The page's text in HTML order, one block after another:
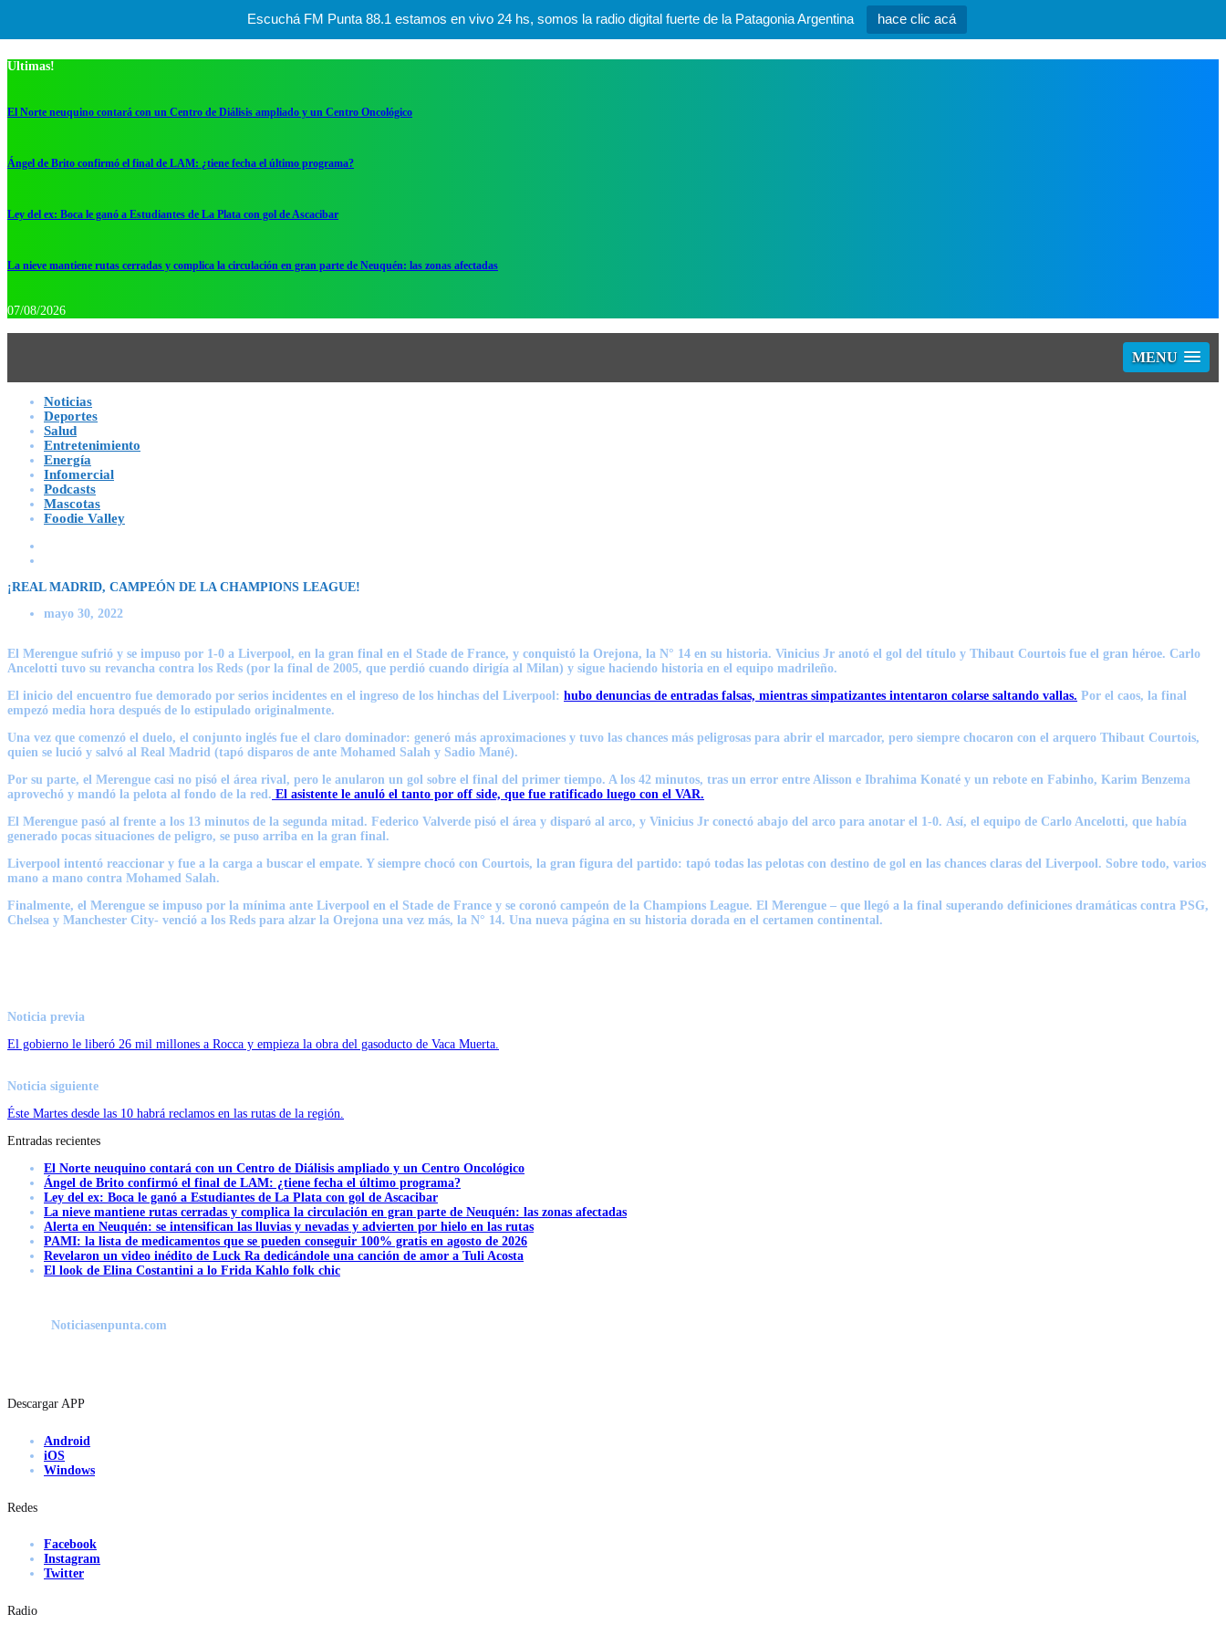
Escuchá FM Punta 88.1 estamos en vivo 24 hs, somos la radio digital fuerte de la Patagonia Argentina hace clic acá
Ultimas!
El Norte neuquino contará con un Centro de Diálisis ampliado y un Centro Oncológico
Ángel de Brito confirmó el final de LAM: ¿tiene fecha el último programa?
Ley del ex: Boca le ganó a Estudiantes de La Plata con gol de Ascacibar
La nieve mantiene rutas cerradas y complica la circulación en gran parte de Neuquén: las zonas afectadas
07/08/2026
MENU
Noticias
Deportes
Salud
Entretenimiento
Energía
Infomercial
Podcasts
Mascotas
Foodie Valley
¡REAL MADRID, CAMPEÓN DE LA CHAMPIONS LEAGUE!
mayo 30, 2022
El Merengue sufrió y se impuso por 1-0 a Liverpool, en la gran final en el Stade de France, y conquistó la Orejona, la N° 14 en su historia. Vinicius Jr anotó el gol del título y Thibaut Courtois fue el gran héroe. Carlo
Ancelotti tuvo su revancha contra los Reds (por la final de 2005, que perdió cuando dirigía al Milan) y sigue haciendo historia en el equipo madrileño.
El inicio del encuentro fue demorado por serios incidentes en el ingreso de los hinchas del Liverpool: hubo denuncias de entradas falsas, mientras simpatizantes intentaron colarse saltando vallas. Por el caos, la final
empezó media hora después de lo estipulado originalmente.
Una vez que comenzó el duelo, el conjunto inglés fue el claro dominador: generó más aproximaciones y tuvo las chances más peligrosas para abrir el marcador, pero siempre chocaron con el arquero Thibaut Courtois,
quien se lució y salvó al Real Madrid (tapó disparos de ante Mohamed Salah y Sadio Mané).
Por su parte, el Merengue casi no pisó el área rival, pero le anularon un gol sobre el final del primer tiempo. A los 42 minutos, tras un error entre Alisson e Ibrahima Konaté y un rebote en Fabinho, Karim Benzema
aprovechó y mandó la pelota al fondo de la red. El asistente le anuló el tanto por off side, que fue ratificado luego con el VAR.
El Merengue pasó al frente a los 13 minutos de la segunda mitad. Federico Valverde pisó el área y disparó al arco, y Vinicius Jr conectó abajo del arco para anotar el 1-0. Así, el equipo de Carlo Ancelotti, que había
generado pocas situaciones de peligro, se puso arriba en la gran final.
Liverpool intentó reaccionar y fue a la carga a buscar el empate. Y siempre chocó con Courtois, la gran figura del partido: tapó todas las pelotas con destino de gol en las chances claras del Liverpool. Sobre todo, varios
mano a mano contra Mohamed Salah.
Finalmente, el Merengue se impuso por la mínima ante Liverpool en el Stade de France y se coronó campeón de la Champions League. El Merengue – que llegó a la final superando definiciones dramáticas contra PSG,
Chelsea y Manchester City- venció a los Reds para alzar la Orejona una vez más, la N° 14. Una nueva página en su historia dorada en el certamen continental.
Noticia previa
El gobierno le liberó 26 mil millones a Rocca y empieza la obra del gasoducto de Vaca Muerta.
Noticia siguiente
Éste Martes desde las 10 habrá reclamos en las rutas de la región.
Entradas recientes
El Norte neuquino contará con un Centro de Diálisis ampliado y un Centro Oncológico
Ángel de Brito confirmó el final de LAM: ¿tiene fecha el último programa?
Ley del ex: Boca le ganó a Estudiantes de La Plata con gol de Ascacibar
La nieve mantiene rutas cerradas y complica la circulación en gran parte de Neuquén: las zonas afectadas
Alerta en Neuquén: se intensifican las lluvias y nevadas y advierten por hielo en las rutas
PAMI: la lista de medicamentos que se pueden conseguir 100% gratis en agosto de 2026
Revelaron un video inédito de Luck Ra dedicándole una canción de amor a Tuli Acosta
El look de Elina Costantini a lo Frida Kahlo folk chic
Noticiasenpunta.com
Descargar APP
Android
iOS
Windows
Redes
Facebook
Instagram
Twitter
Radio